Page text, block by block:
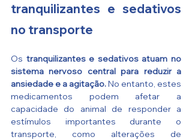
tranquilizantes e sedativos
no transporte
Os tranquilizantes e sedativos atuam no
sistema nervoso central para reduzir a
ansiedade e a agitação. No entanto, estes
medicamentos podem afetar a
capacidade do animal de responder a
estímulos importantes durante o
transporte, como alterações de